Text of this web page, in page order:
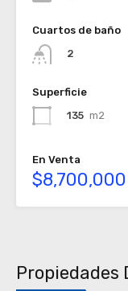
Cuartos de baño
2
Superficie
135 m2
En Venta
$8,700,000
Propiedades